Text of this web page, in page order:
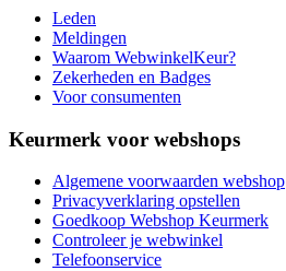
Leden
Meldingen
Waarom WebwinkelKeur?
Zekerheden en Badges
Voor consumenten
Keurmerk voor webshops
Algemene voorwaarden webshop
Privacyverklaring opstellen
Goedkoop Webshop Keurmerk
Controleer je webwinkel
Telefoonservice